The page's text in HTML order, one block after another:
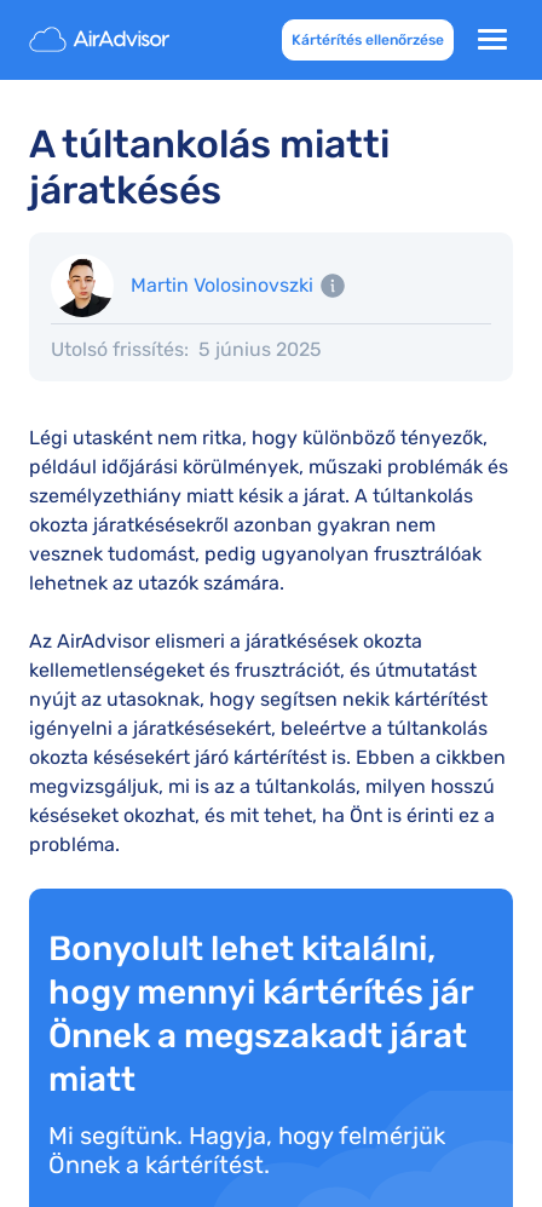
Kártérítés ellenőrzése
A túltankolás miatti
járatkésés
Martin Volosinovszki
Utolsó frissítés: 5 június 2025
Légi utasként nem ritka, hogy különböző tényezők,
például időjárási körülmények, műszaki problémák és
személyzethiány miatt késik a járat. A túltankolás
okozta járatkésésekről azonban gyakran nem
vesznek tudomást, pedig ugyanolyan frusztrálóak
lehetnek az utazók számára.
Az AirAdvisor elismeri a járatkésések okozta
kellemetlenségeket és frusztrációt, és útmutatást
nyújt az utasoknak, hogy segítsen nekik kártérítést
igényelni a járatkésésekért, beleértve a túltankolás
okozta késésekért járó kártérítést is. Ebben a cikkben
megvizsgáljuk, mi is az a túltankolás, milyen hosszú
késéseket okozhat, és mit tehet, ha Önt is érinti ez a
probléma.
Bonyolult lehet kitalálni,
hogy mennyi kártérítés jár
Önnek a megszakadt járat
miatt
Mi segítünk. Hagyja, hogy felmérjük
Önnek a kártérítést.